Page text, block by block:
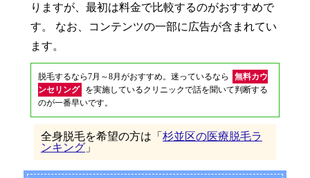
りますが、最初は料金で比較するのがおすすめで
す。 なお、コンテンツの一部に広告が含まれてい
ます。
脱毛するなら7月～8月がおすすめ。迷っているなら
無料カウ
ンセリング
を実施しているクリニックで話を聞いて判断する
のが一番早いです。
全身脱毛を希望の方は「 杉並区の医療脱毛ラ
ンキング 」